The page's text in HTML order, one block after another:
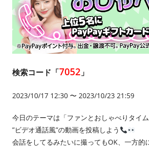
検索コード「7052 」
2023/10/17 12:30 〜 2023/10/23 21:59
今日のテーマは「ファンとおしゃべりタイム
”ビデオ通話風”の動画を投稿しよう
会話をしてるみたいに撮ってもOK、一方的